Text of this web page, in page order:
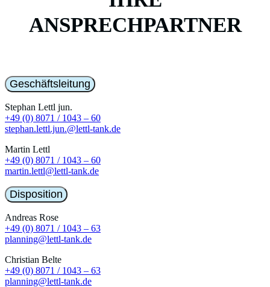
ANSPRECHPARTNER
Geschäftsleitung
Stephan Lettl jun.
+49 (0) 8071 / 1043 – 60
stephan.lettl.jun.@lettl-tank.de
Martin Lettl
+49 (0) 8071 / 1043 – 60
martin.lettl@lettl-tank.de
Disposition
Andreas Rose
+49 (0) 8071 / 1043 – 63
planning@lettl-tank.de
Christian Belte
+49 (0) 8071 / 1043 – 63
planning@lettl-tank.de